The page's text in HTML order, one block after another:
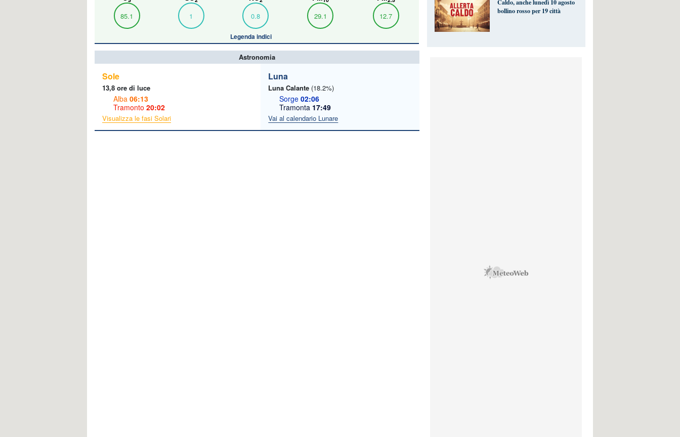
85.1 1 0.8 29.1 12.7
Legenda indici
Astronomia
Sole
13,8 ore di luce
Alba 06:13
Tramonto 20:02
Visualizza le fasi Solari
Luna
Luna Calante (18.2%)
Sorge 02:06
Tramonta 17:49
Vai al calendario Lunare
Caldo, anche lunedì 10 agosto
bollino rosso per 19 città